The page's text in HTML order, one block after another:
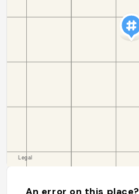
An error on this place?